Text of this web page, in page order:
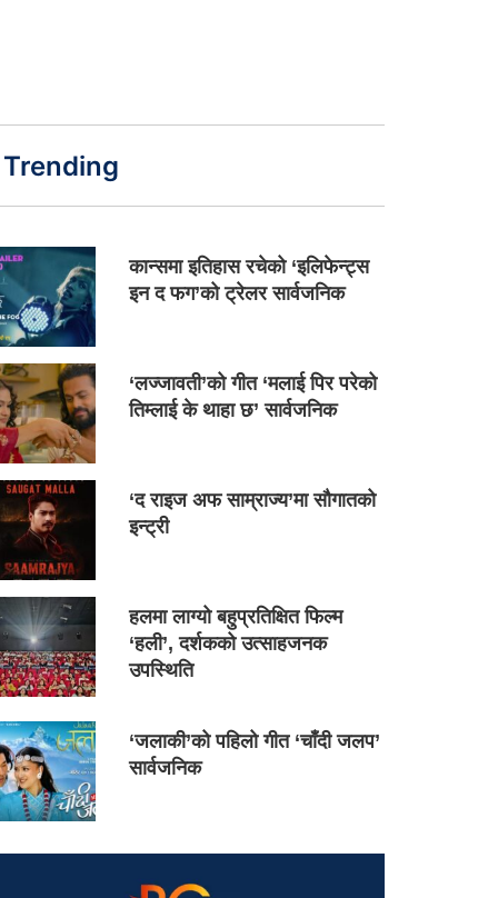
Trending
कान्समा इतिहास रचेको ‘इलिफेन्ट्स
इन द फग’को ट्रेलर सार्वजनिक
‘लज्जावती’को गीत ‘मलाई पिर परेको
तिम्लाई के थाहा छ’ सार्वजनिक
‘द राइज अफ साम्राज्य’मा सौगातको
इन्ट्री
हलमा लाग्यो बहुप्रतिक्षित फिल्म
‘हली’, दर्शकको उत्साहजनक
उपस्थिति
‘जलाकी’को पहिलो गीत ‘चाँदी जलप’
सार्वजनिक